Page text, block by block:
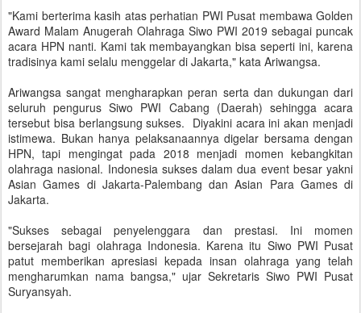
"Kami berterima kasih atas perhatian PWI Pusat membawa Golden
Award Malam Anugerah Olahraga Siwo PWI 2019 sebagai puncak
acara HPN nanti. Kami tak membayangkan bisa seperti ini, karena
tradisinya kami selalu menggelar di Jakarta," kata Ariwangsa.
Ariwangsa sangat mengharapkan peran serta dan dukungan dari
seluruh pengurus Siwo PWI Cabang (Daerah) sehingga acara
tersebut bisa berlangsung sukses. Diyakini acara ini akan menjadi
istimewa. Bukan hanya pelaksanaannya digelar bersama dengan
HPN, tapi mengingat pada 2018 menjadi momen kebangkitan
olahraga nasional. Indonesia sukses dalam dua event besar yakni
Asian Games di Jakarta-Palembang dan Asian Para Games di
Jakarta.
"Sukses sebagai penyelenggara dan prestasi. Ini momen
bersejarah bagi olahraga Indonesia. Karena itu Siwo PWI Pusat
patut memberikan apresiasi kepada insan olahraga yang telah
mengharumkan nama bangsa," ujar Sekretaris Siwo PWI Pusat
Suryansyah.